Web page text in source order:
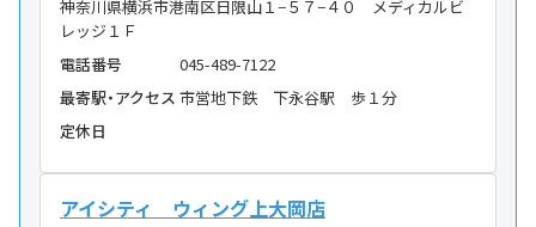
神奈川県横浜市港南区日限山１−５７−４０ メディカルビ
レッジ１Ｆ
電話番号
045-489-7122
最寄駅・アクセス 市営地下鉄 下永谷駅 歩１分
定休日
アイシティ ウィング上大岡店